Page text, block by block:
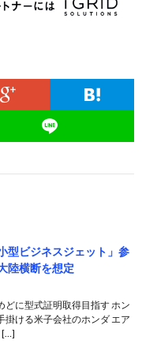
型ビジネスジェット」参
陸横断を想定
に型式証明取得目指す ホン
ける米子会社のホンダ エア
[…]